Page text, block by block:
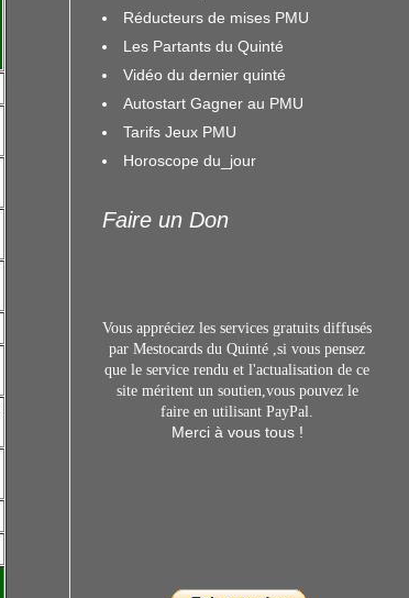
Réducteurs de mises PMU
Les Partants du Quinté
Vidéo du dernier quinté
Autostart Gagner au PMU
Tarifs Jeux PMU
Horoscope du_jour
Faire un Don
Vous appréciez les services gratuits diffusés
par Mestocards du Quinté ,si vous pensez
que le service rendu et l'actualisation de ce
site méritent un soutien,vous pouvez le
faire en utilisant PayPal.
Merci à vous tous !